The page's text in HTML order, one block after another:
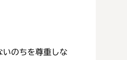
のちを尊重しな